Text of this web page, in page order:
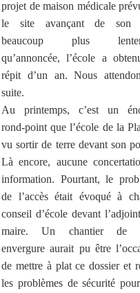
projet de maison médicale
le site avançant de son
beaucoup plus
qu’annoncée, l’école a
répit d’un an. Nous
suite.
Au printemps, c’est un
rond-point que l’école de la
vu sortir de terre devant son
Là encore, aucune
information. Pourtant, le
de l’accès était évoqué à
conseil d’école devant
maire. Un chantier de
envergure aurait pu être
de mettre à plat ce dossier et
les problèmes de sécurité